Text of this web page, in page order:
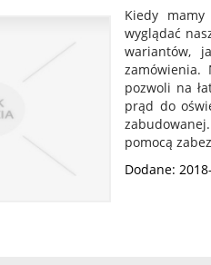
Kiedy
wyglądać
wariantów,
zamówienia.
pozwoli na
prąd do
pomocą
Dodane: